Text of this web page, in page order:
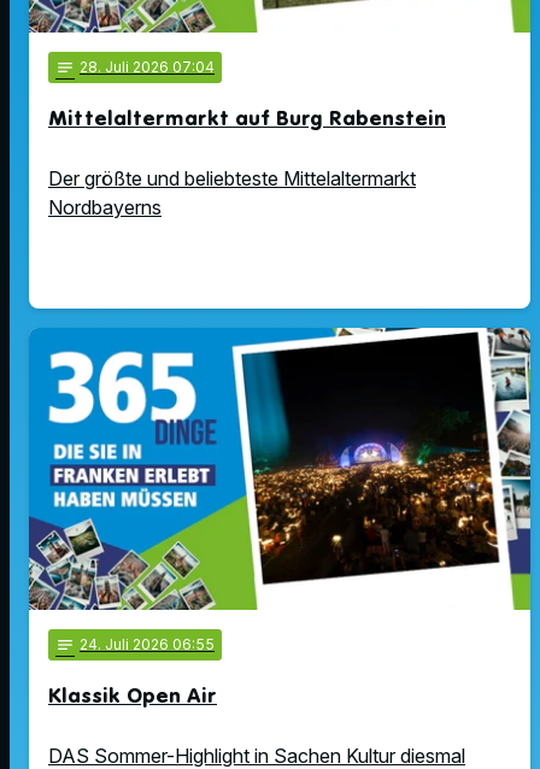
notes 28. Juli 2026 07:04
Mittelaltermarkt auf Burg Rabenstein
Der größte und beliebteste Mittelaltermarkt
Nordbayerns
notes 24. Juli 2026 06:55
Klassik Open Air
DAS Sommer-Highlight in Sachen Kultur diesmal